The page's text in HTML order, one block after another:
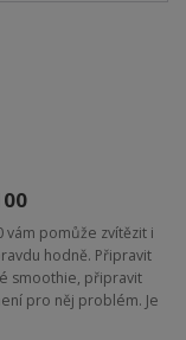
vám pomůže zvítězit i
hodně. Připravit
smoothie, připravit
pro něj problém. Je